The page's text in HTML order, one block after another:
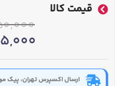
قیمت کالا
ارسال اکسپرس تهران، پیک